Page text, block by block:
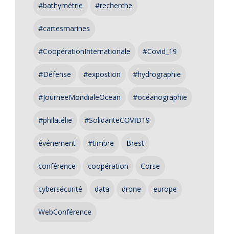
#bathymétrie #recherche
#cartesmarines
#CoopérationInternationale #Covid_19
#Défense #expostion #hydrographie
#JourneeMondialeOcean #océanographie
#philatélie #SolidariteCOVID19
événement #timbre Brest
conférence coopération Corse
cybersécurité data drone europe
WebConférence